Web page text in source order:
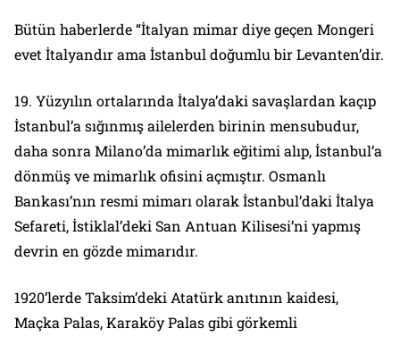
Bütün haberlerde “İtalyan mimar diye geçen Mongeri
evet İtalyandır ama İstanbul doğumlu bir Levanten’dir.
19. Yüzyılın ortalarında İtalya’daki savaşlardan kaçıp
İstanbul’a sığınmış ailelerden birinin mensubudur,
daha sonra Milano’da mimarlık eğitimi alıp, İstanbul’a
dönmüş ve mimarlık ofisini açmıştır. Osmanlı
Bankası’nın resmi mimarı olarak İstanbul’daki İtalya
Sefareti, İstiklal’deki San Antuan Kilisesi’ni yapmış
devrin en gözde mimarıdır.
1920’lerde Taksim’deki Atatürk anıtının kaidesi,
Maçka Palas, Karaköy Palas gibi görkemli